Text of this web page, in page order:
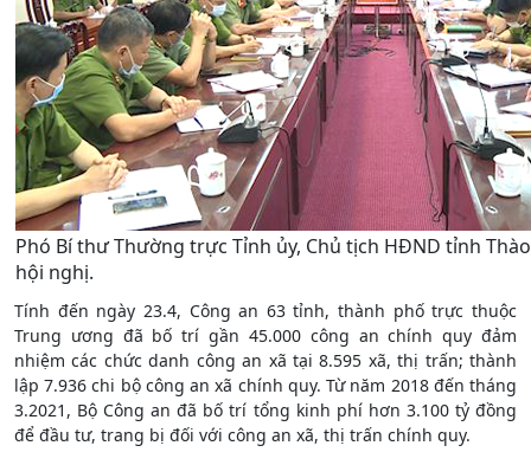
Phó Bí thư Thường trực Tỉnh ủy, Chủ tịch HĐND tỉnh
hội nghị.
Tính đến ngày 23.4, Công an 63 tỉnh, thành phố trực thuộc
Trung ương đã bố trí gần 45.000 công an chính quy đảm
nhiệm các chức danh công an xã tại 8.595 xã, thị trấn; thành
lập 7.936 chi bộ công an xã chính quy. Từ năm 2018 đến tháng
3.2021, Bộ Công an đã bố trí tổng kinh phí hơn 3.100 tỷ đồng
để đầu tư, trang bị đối với công an xã, thị trấn chính quy.